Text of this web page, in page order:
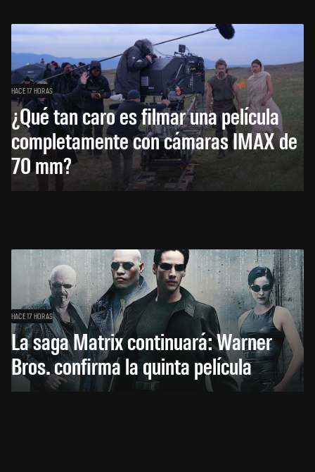
HACE 17 HORAS
¿Qué tan caro es filmar una película
completamente con cámaras IMAX de
70 mm?
HACE 17 HORAS
La saga Matrix continuará: Warner
Bros. confirma la quinta película